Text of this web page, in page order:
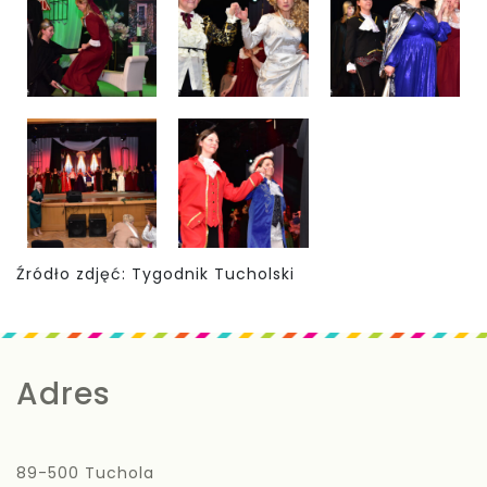
Źródło zdjęć: Tygodnik Tucholski
Adres
89-500 Tuchola